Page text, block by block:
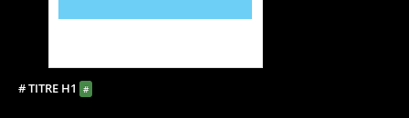
# TITRE H1 #